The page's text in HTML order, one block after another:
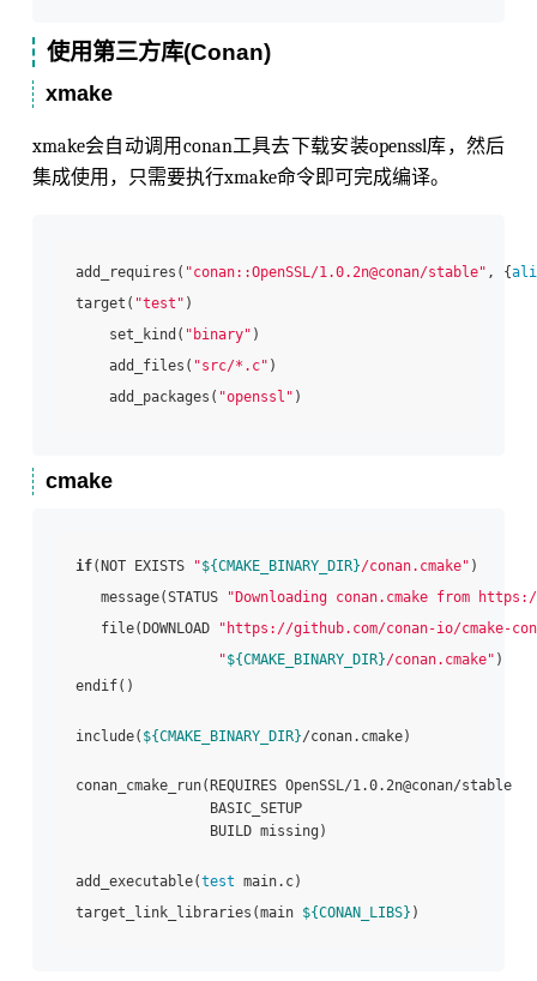
使用第三方库(Conan)
xmake
xmake会自动调用conan工具去下载安装openssl库，然后
集成使用，只需要执行xmake命令即可完成编译。
add_requires( "conan::OpenSSL/1.0.2n@conan/stable" , {
target( "test" )
set_kind( "binary" )
add_files( "src/*.c" )
add_packages( "openssl"
cmake
if(NOT EXISTS "${CMAKE_BINARY_DIR}/conan.cmake" )
message(STATUS
"Downloading conan.cmake from
file(DOWNLOAD
"https://github.com/conan-io/cmake-
"${CMAKE_BINARY_DIR}/conan.cmake" )
endif()
include( ${CMAKE_BINARY_DIR}/conan.cmake)
conan_cmake_run(REQUIRES OpenSSL/1.0.2n@conan/stable
BASIC_SETUP
BUILD missing)
add_executable(test main.c)
target_link_libraries(main ${CONAN_LIBS}